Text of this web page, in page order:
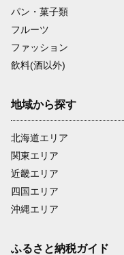
パン・菓子類
フルーツ
ファッション
飲料(酒以外)
地域から探す
北海道エリア
関東エリア
近畿エリア
四国エリア
沖縄エリア
ふるさと納税ガイド